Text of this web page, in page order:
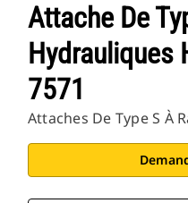
Attache De
Hydrauliques
7571
Attaches De Type S À